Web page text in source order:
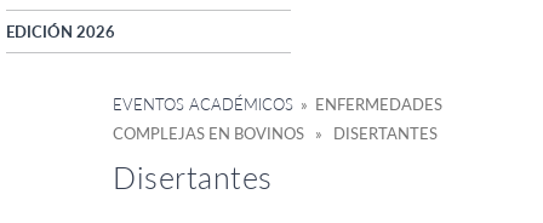
EDICIÓN 2026
EVENTOS ACADÉMICOS » ENFERMEDADES
COMPLEJAS EN BOVINOS » DISERTANTES
Disertantes